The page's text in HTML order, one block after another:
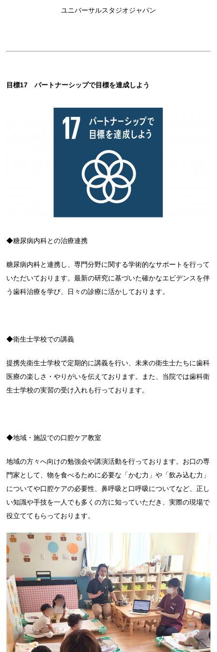
ユニバーサルスタジオジャパン
目標17 パートナーシップで目標を達成しよう
◆糖尿病内科との治療連携
糖尿病内科と連携し、専門分野に関する学術的なサポートを行って
いただいております。最新の研究に基づいた確かなエビデンスを伴
う歯科治療を学び、日々の診療に活かしております。
◆衛生士学校での講義
提携先衛生士学校で定期的に講義を行い、未来の衛生士たちに歯科
医療の楽しさ・やりがいを伝えております。また、当院では歯科衛
生士学校の実習の受け入れも行っております。
◆地域・施設での口腔ケア教室
地域の方々へ向けの勉強会や講演活動を行っております。お口の専
門家として、物を食べるために必要な「かむ力」や「飲み込む力」
についてや口腔ケアの必要性、鼻呼吸と口呼吸についてなど、正し
い知識や手技を一人でも多くの方に知っていただき、実際の現場で
役立ててもらっております。